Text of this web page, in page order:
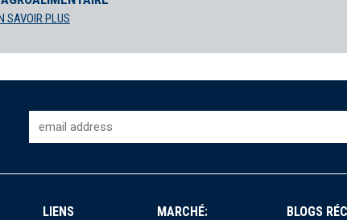
SAVOIR PLUS
LIENS
MARCHÉ: BLOGS